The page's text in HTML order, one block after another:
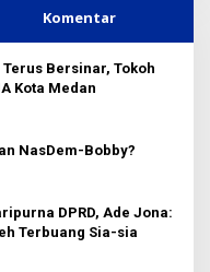
Komentar
Bersinar, Tokoh
Kota Medan
NasDem-Bobby?
DPRD, Ade Jona:
Terbuang Sia-sia